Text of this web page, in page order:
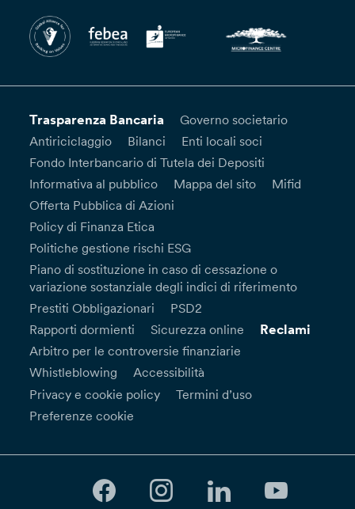
Trasparenza Bancaria
Governo societario
Antiriciclaggio
Bilanci
Enti locali soci
Fondo Interbancario di Tutela dei Depositi
Informativa al pubblico
Mappa del sito
Mifid
Offerta Pubblica di Azioni
Policy di Finanza Etica
Politiche gestione rischi ESG
Piano di sostituzione in caso di cessazione o
variazione sostanziale degli indici di riferimento
Prestiti Obbligazionari
PSD2
Rapporti dormienti
Sicurezza online Reclami
Arbitro per le controversie finanziarie
Whistleblowing
Accessibilità
Privacy e cookie policy
Termini d’uso
Preferenze cookie